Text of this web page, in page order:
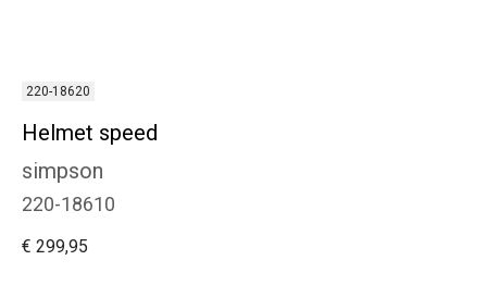
220-18620
Helmet speed
simpson
220-18610
€ 299,95